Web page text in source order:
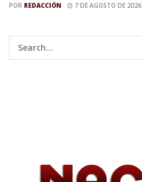
POR REDACCIÓN 7 DE AGOSTO DE 2026